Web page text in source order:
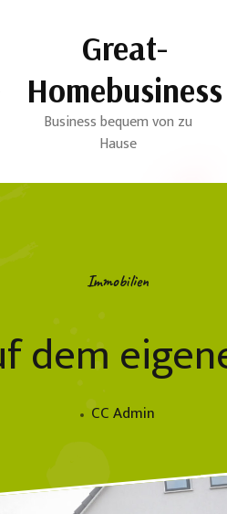
Great-
Homebusiness
Business bequem von zu
Hause
Immobilien
dem
CC Admin